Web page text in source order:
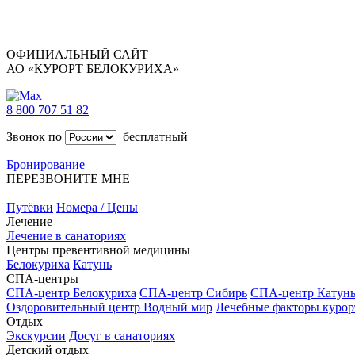
ОФИЦИАЛЬНЫЙ САЙТ
АО «КУРОРТ БЕЛОКУРИХА»
8 800 707 51 82
Звонок по
бесплатный
Бронирование
ПЕРЕЗВОНИТЕ МНЕ
Путёвки Номера / Цены
Лечение
Лечение в санаториях
Центры превентивной медицины
Белокуриха Катунь
СПА-центры
СПА-центр Белокуриха СПА-центр Сибирь СПА-центр Катунь
Оздоровительный центр Водный мир Лечебные факторы
Отдых
Экскурсии Досуг в санаториях
Детский отдых